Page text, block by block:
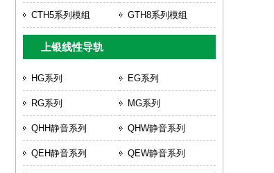
CTH5系列模组 GTH8系列模组
上银线性导轨
HG系列 EG系列
RG系列 MG系列
QHH静音系列 QHW静音系列
QEH静音系列 QEW静音系列